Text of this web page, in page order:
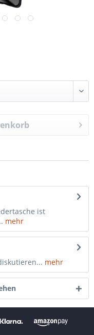
ist
mehr
mehr